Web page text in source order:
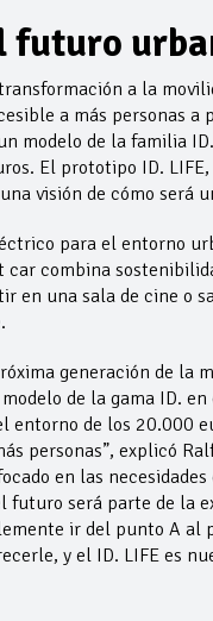
futuro
a la
a más personas
modelo de la familia
El prototipo ID.
visión de cómo será
para el entorno
car combina
en una sala de cine o
generación de
de la gama ID.
entorno de los 20.000
personas”, explicó
en las
futuro será parte de la
ir del punto A al
y el ID. LIFE es